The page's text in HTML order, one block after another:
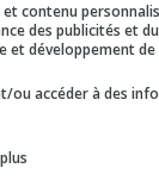
et contenu
des publicités et
et développement de
ou accéder à des